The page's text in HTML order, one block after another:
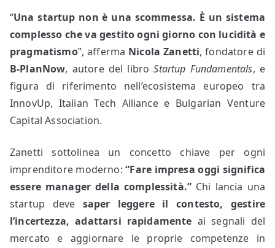
“Una startup non è una scommessa. È un sistema
complesso che va gestito ogni giorno con lucidità e
pragmatismo”, afferma Nicola Zanetti, fondatore di
B-PlanNow, autore del libroStartup Fundamentals, e
figura di riferimento nell’ecosistema europeo tra
InnovUp, Italian Tech Alliance e Bulgarian Venture
Capital Association.
Zanetti sottolinea un concetto chiave per ogni
imprenditore moderno:“Fare impresa oggi significa
essere manager della complessità.” Chi lancia una
startup deve saper leggere il contesto, gestire
l’incertezza, adattarsi rapidamente ai segnali del
mercato e aggiornare le proprie competenze in